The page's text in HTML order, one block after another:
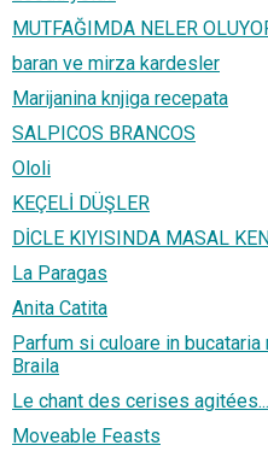
MUTFAĞIMDA NELER
baran ve mirza kardesler
Marijanina knjiga recepata
SALPICOS BRANCOS
Ololi
KEÇELİ DÜŞLER
DİCLE KIYISINDA MASAL
La Paragas
Anita Catita
Parfum si culoare in
Braila
Le chant des cerises agitées...
Moveable Feasts